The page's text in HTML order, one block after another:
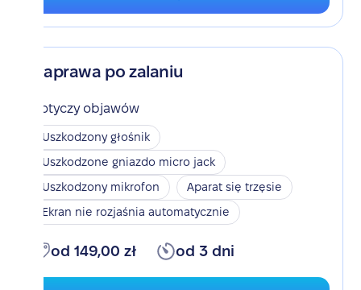
Naprawa po zalaniu
Dotyczy objawów
Uszkodzony głośnik
Uszkodzone gniazdo micro jack
Uszkodzony mikrofon
Aparat się trzęsie
Ekran nie rozjaśnia automatycznie
od 149,00 zł od 3 dni